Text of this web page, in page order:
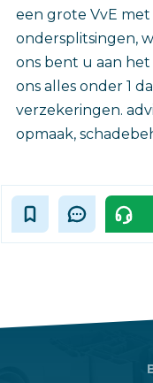
een grote VvE
ondersplitsingen,
ons bent u aan het
ons alles onder 1
verzekeringen.
opmaak,